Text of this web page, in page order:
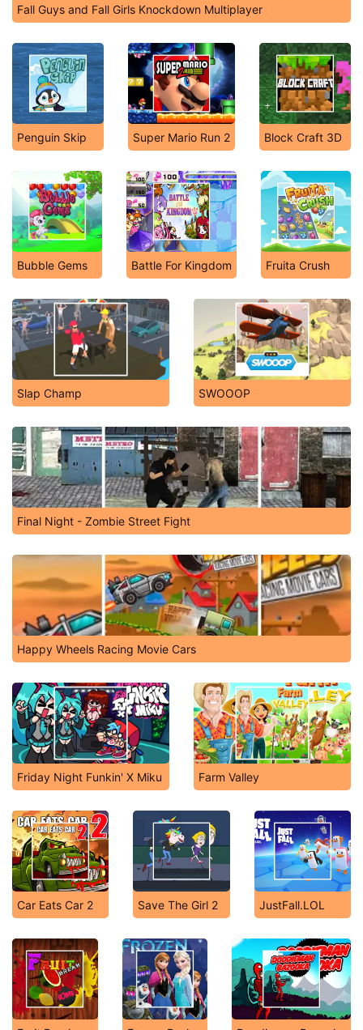
Fall Guys and Fall Girls Knockdown Multiplayer
Penguin Skip Super Mario Run 2 Block Craft 3D
Bubble Gems Battle For Kingdom Fruita Crush
Slap Champ SWOOOP
Final Night - Zombie Street Fight
Happy Wheels Racing Movie Cars
Friday Night Funkin' X Miku Farm Valley
Car Eats Car 2 Save The Girl 2 JustFall.LOL